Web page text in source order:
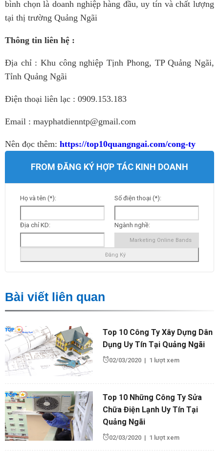
bình chọn là doanh nghiệp hàng đầu, uy tín và chất lượng
tại thị trường Quảng Ngãi
Thông tin liên hệ :
Địa chỉ : Khu công nghiệp Tịnh Phong, TP Quảng Ngãi,
Tỉnh Quảng Ngãi
Điện thoại liên lạc : 0909.153.183
Email : mayphatdienntp@gmail.com
Nên đọc thêm: https://top10quangngai.com/cong-ty
FROM ĐĂNG KÝ HỢP TÁC KINH DOANH
Họ và tên (*): Số điện thoại (*):
Địa chỉ KD: Ngành nghề:
Bài viết liên quan
Top 10 Công Ty Xây Dựng Dân
Dụng Uy Tín Tại Quảng Ngãi
02/03/2020 | 1 lượt xem
Top 10 Những Công Ty Sửa
Chữa Điện Lạnh Uy Tín Tại
Quảng Ngãi
02/03/2020 | 1 lượt xem